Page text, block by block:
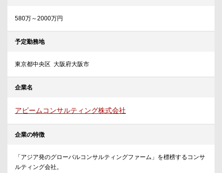
580万～2000万円
予定勤務地
東京都中央区 大阪府大阪市
企業名
アビームコンサルティング株式会社
企業の特徴
「アジア発のグローバルコンサルティングファーム」を標榜するコンサ
ルティング会社。